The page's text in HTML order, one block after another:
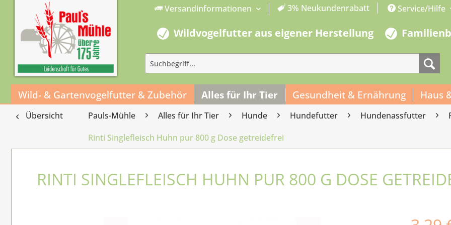
Versandinformationen 3% Neukundenrabatt Service/Hilfe
Wildvogelfutter aus eigener Herstellung
Wild- & Gartenvogelfutter & Zubehör Alles für Ihr Tier Gesundheit & Ernährung Haus
Übersicht Pauls-Mühle Alles für Ihr Tier Hunde Hundefutter Hundenassfutter
Rinti Singlefleisch Huhn pur 800 g Dose getreidefrei
RINTI SINGLEFLEISCH HUHN PUR 800 G DOSE